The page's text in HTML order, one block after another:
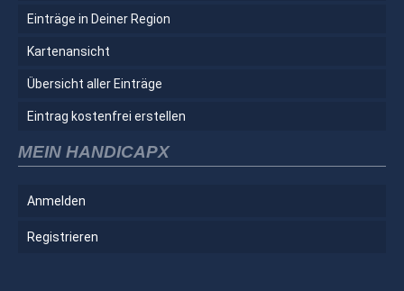
Einträge in Deiner Region
Kartenansicht
Übersicht aller Einträge
Eintrag kostenfrei erstellen
MEIN HANDICAPX
Anmelden
Registrieren